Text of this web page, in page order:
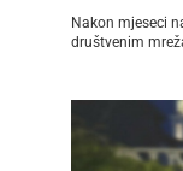
Nakon mjeseci
društvenim